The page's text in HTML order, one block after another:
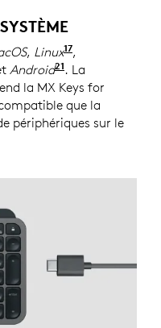
, Linux17Les fonctions
,
du dispositif seront
de base du
fonctions de base du
Android21 Les fonctions
. La
la MX Keys for
que la
périphériques sur le